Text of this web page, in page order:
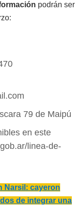
podrán ser
79 de Maipú
en este
linea-de-
Narsil: cayeron
de integrar una